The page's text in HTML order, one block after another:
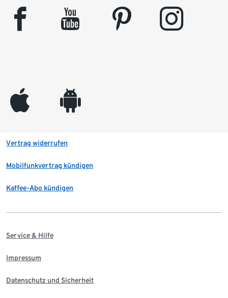
facebook youtube pinterest instagram
appleinc android
Vertrag widerrufen
Mobilfunkvertrag kündigen
Kaffee-Abo kündigen
Service & Hilfe
Impressum
Datenschutz und Sicherheit